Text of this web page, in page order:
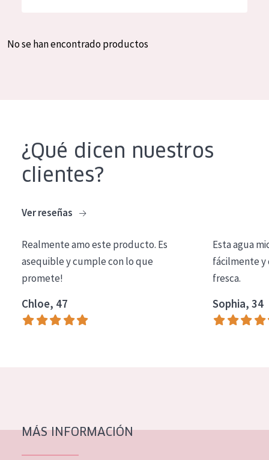
Crema de día
Crema de noche
Limpieza
COLECCIÓN
Essentials
Lift+
Piel normal y seca
Piel mixata o grasa
Spanish
No se han encontrado productos
¿Qué dicen nuestros
clientes?
Ver reseñas
Realmente amo este producto. Es
asequible y cumple con lo que
promete!
Chloe, 47
Esta agua
fácilmente y
fresca.
Sophia, 34
MÁS INFORMACIÓN